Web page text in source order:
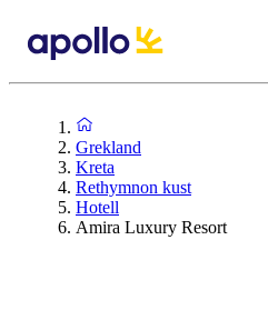
Grekland
Kreta
Rethymnon kust
Hotell
Amira Luxury Resort